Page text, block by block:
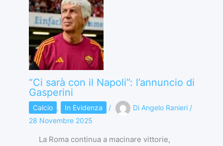
“Ci sarà con il Napoli”: l’annuncio di
Gasperini
Calcio , In Evidenza / Di Angelo Ranieri /
28 Novembre 2025
La Roma continua a macinare vittorie,